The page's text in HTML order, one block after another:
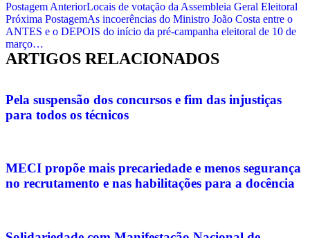
Postagem AnteriorLocais de votação da Assembleia Geral Eleitoral
Próxima PostagemAs incoerências do Ministro João Costa entre o
ANTES e o DEPOIS do início da pré-campanha eleitoral de 10 de
março…
ARTIGOS RELACIONADOS
Pela suspensão dos concursos e fim das injustiças
para todos os técnicos
MECI propõe mais precariedade e menos segurança
no recrutamento e nas habilitações para a docência